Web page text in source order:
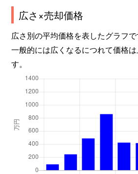
広さ×売却価格
広さ別の平均価格を表したグラフで
一般的には広くなるにつれて価格
す。